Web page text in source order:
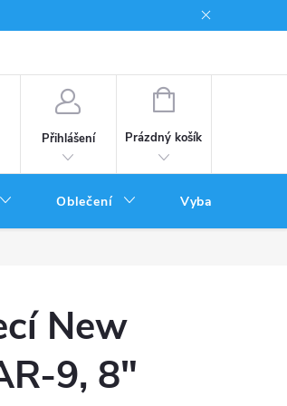
Přihlášení
NÁKUPNÍ
Prázdný košík
Oblečení Vybavení
New
9, 8"